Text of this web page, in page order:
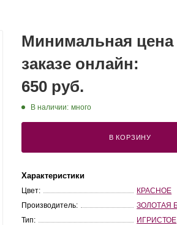
Минимальная цена
заказе онлайн:
650 руб.
В наличии: много
В КОРЗИНУ
Характеристики
Цвет:
КРАСНОЕ
Производитель:
ЗОЛОТАЯ
Тип:
ИГРИСТОЕ